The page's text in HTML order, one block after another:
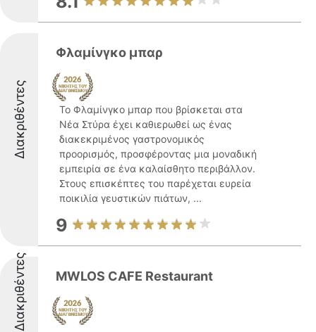
Διακριθέντες
Φλαμίνγκο μπαρ
Το Φλαμίνγκο μπαρ που βρίσκεται στα
Νέα Στύρα έχει καθιερωθεί ως ένας
διακεκριμένος γαστρονομικός
προορισμός, προσφέροντας μια μοναδική
εμπειρία σε ένα καλαίσθητο περιβάλλον.
Στους επισκέπτες του παρέχεται ευρεία
ποικιλία γευστικών πιάτων, ...
9
Διακριθέντες MWLOS CAFE Restaurant